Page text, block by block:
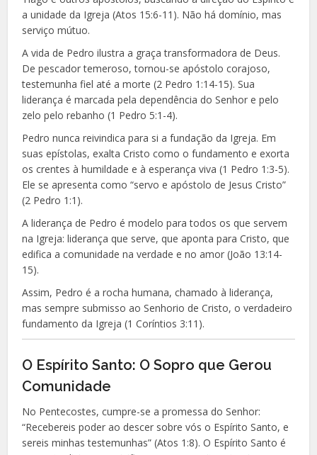
a unidade da Igreja (Atos 15:6-11). Não há domínio, mas
serviço mútuo.
A vida de Pedro ilustra a graça transformadora de Deus.
De pescador temeroso, tornou-se apóstolo corajoso,
testemunha fiel até a morte (2 Pedro 1:14-15). Sua
liderança é marcada pela dependência do Senhor e pelo
zelo pelo rebanho (1 Pedro 5:1-4).
Pedro nunca reivindica para si a fundação da Igreja. Em
suas epístolas, exalta Cristo como o fundamento e exorta
os crentes à humildade e à esperança viva (1 Pedro 1:3-5).
Ele se apresenta como “servo e apóstolo de Jesus Cristo”
(2 Pedro 1:1).
A liderança de Pedro é modelo para todos os que servem
na Igreja: liderança que serve, que aponta para Cristo, que
edifica a comunidade na verdade e no amor (João 13:14-
15).
Assim, Pedro é a rocha humana, chamado à liderança,
mas sempre submisso ao Senhorio de Cristo, o verdadeiro
fundamento da Igreja (1 Coríntios 3:11).
O Espírito Santo: O Sopro que Gerou
Comunidade
No Pentecostes, cumpre-se a promessa do Senhor:
“Recebereis poder ao descer sobre vós o Espírito Santo, e
sereis minhas testemunhas” (Atos 1:8). O Espírito Santo é